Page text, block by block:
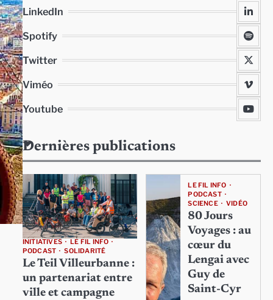
LinkedIn
Spotify
Twitter
Viméo
Youtube
Dernières publications
INITIATIVES
LE FIL INFO
PODCAST
SOLIDARITÉ
Le Teil Villeurbanne :
un partenariat entre
ville et campagne
LE FIL INFO
PODCAST
SCIENCE
VIDÉO
80 Jours
Voyages : au
cœur du
Lengai avec
Guy de
Saint-Cyr